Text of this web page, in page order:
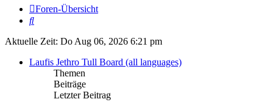
Foren-Übersicht
Suche
Aktuelle Zeit: Do Aug 06, 2026 6:21 pm
Laufis Jethro Tull Board (all languages)
Themen
Beiträge
Letzter Beitrag